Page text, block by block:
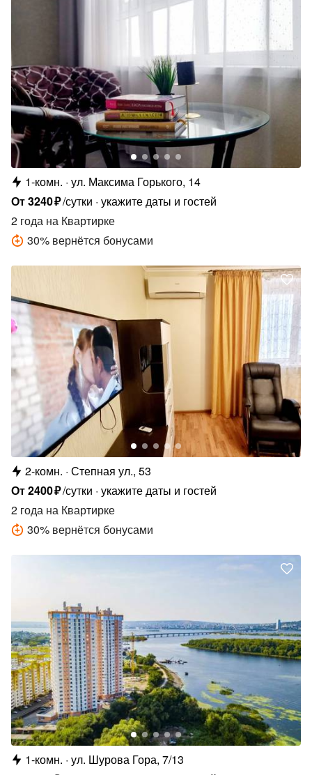
1-комн. ул. Максима Горького, 14
От3240₽/сутки укажите даты и гостей
2 года на Квартирке
30% вернётся бонусами
2-комн. Степная ул., 53
От2400₽/сутки укажите даты и гостей
2 года на Квартирке
30% вернётся бонусами
1-комн. ул. Шурова Гора, 7/13